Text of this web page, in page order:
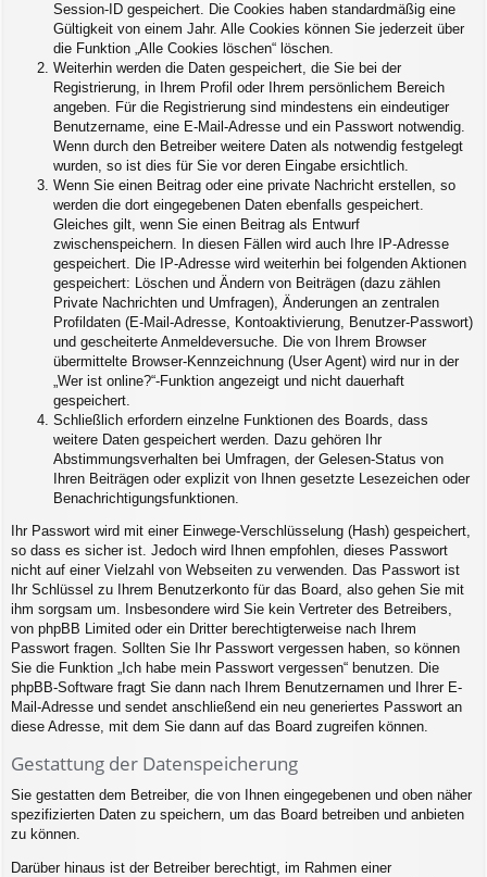
Session-ID gespeichert. Die Cookies haben standardmäßig eine
Gültigkeit von einem Jahr. Alle Cookies können Sie jederzeit über
die Funktion „Alle Cookies löschen“ löschen.
Weiterhin werden die Daten gespeichert, die Sie bei der
Registrierung, in Ihrem Profil oder Ihrem persönlichem Bereich
angeben. Für die Registrierung sind mindestens ein eindeutiger
Benutzername, eine E-Mail-Adresse und ein Passwort notwendig.
Wenn durch den Betreiber weitere Daten als notwendig festgelegt
wurden, so ist dies für Sie vor deren Eingabe ersichtlich.
Wenn Sie einen Beitrag oder eine private Nachricht erstellen, so
werden die dort eingegebenen Daten ebenfalls gespeichert.
Gleiches gilt, wenn Sie einen Beitrag als Entwurf
zwischenspeichern. In diesen Fällen wird auch Ihre IP-Adresse
gespeichert. Die IP-Adresse wird weiterhin bei folgenden Aktionen
gespeichert: Löschen und Ändern von Beiträgen (dazu zählen
Private Nachrichten und Umfragen), Änderungen an zentralen
Profildaten (E-Mail-Adresse, Kontoaktivierung, Benutzer-Passwort)
und gescheiterte Anmeldeversuche. Die von Ihrem Browser
übermittelte Browser-Kennzeichnung (User Agent) wird nur in der
„Wer ist online?“-Funktion angezeigt und nicht dauerhaft
gespeichert.
Schließlich erfordern einzelne Funktionen des Boards, dass
weitere Daten gespeichert werden. Dazu gehören Ihr
Abstimmungsverhalten bei Umfragen, der Gelesen-Status von
Ihren Beiträgen oder explizit von Ihnen gesetzte Lesezeichen oder
Benachrichtigungsfunktionen.
Ihr Passwort wird mit einer Einwege-Verschlüsselung (Hash) gespeichert,
so dass es sicher ist. Jedoch wird Ihnen empfohlen, dieses Passwort
nicht auf einer Vielzahl von Webseiten zu verwenden. Das Passwort ist
Ihr Schlüssel zu Ihrem Benutzerkonto für das Board, also gehen Sie mit
ihm sorgsam um. Insbesondere wird Sie kein Vertreter des Betreibers,
von phpBB Limited oder ein Dritter berechtigterweise nach Ihrem
Passwort fragen. Sollten Sie Ihr Passwort vergessen haben, so können
Sie die Funktion „Ich habe mein Passwort vergessen“ benutzen. Die
phpBB-Software fragt Sie dann nach Ihrem Benutzernamen und Ihrer E-
Mail-Adresse und sendet anschließend ein neu generiertes Passwort an
diese Adresse, mit dem Sie dann auf das Board zugreifen können.
Gestattung der Datenspeicherung
Sie gestatten dem Betreiber, die von Ihnen eingegebenen und oben näher
spezifizierten Daten zu speichern, um das Board betreiben und anbieten
zu können.
Darüber hinaus ist der Betreiber berechtigt, im Rahmen einer